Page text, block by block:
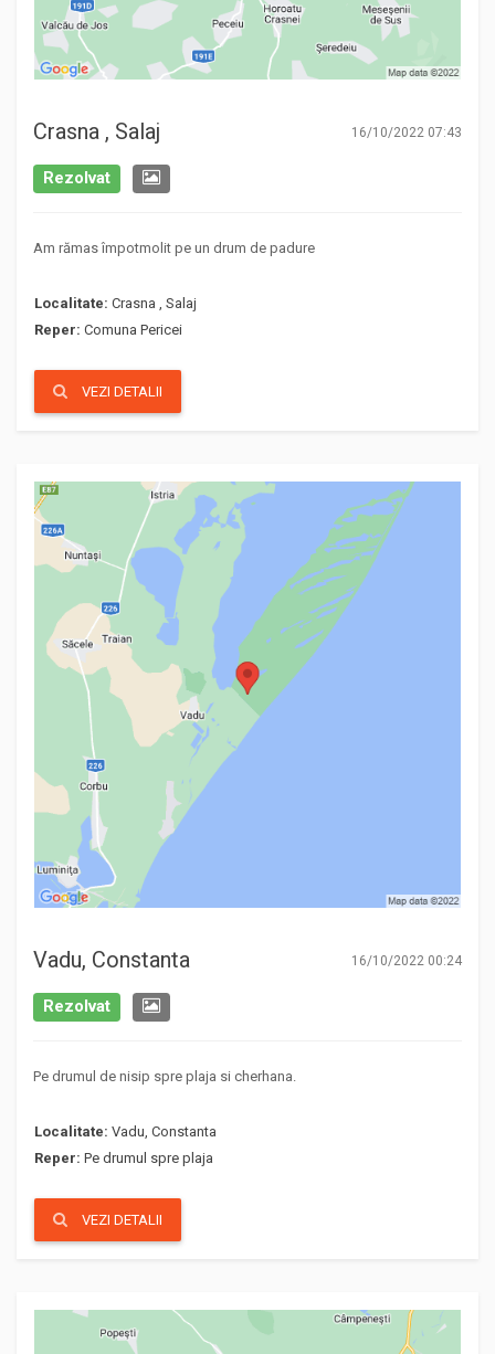
Crasna , Salaj 16/10/2022 07:43
Rezolvat
Am rămas împotmolit pe un drum de padure
Localitate: Crasna , Salaj
Reper: Comuna Pericei
VEZI DETALII
Vadu, Constanta 16/10/2022 00:24
Rezolvat
Pe drumul de nisip spre plaja si cherhana.
Localitate: Vadu, Constanta
Reper: Pe drumul spre plaja
VEZI DETALII